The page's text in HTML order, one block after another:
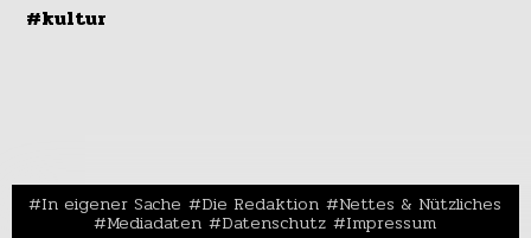
#kultur
In eigener Sache Die Redaktion Nettes & Nützliches
Mediadaten Datenschutz Impressum